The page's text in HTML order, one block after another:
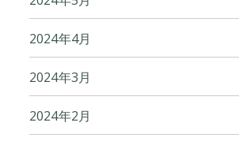
2024年4月
2024年3月
2024年2月